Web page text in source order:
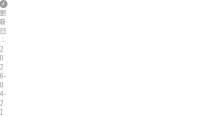
更
新
日
：
2
0
2
6-
0
4-
2
1